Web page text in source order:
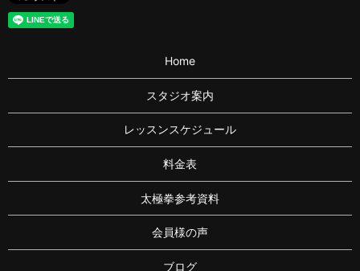
Home
スタジオ案内
レッスンスケジュール
料金表
太極拳参考資料
会員様の声
ブログ